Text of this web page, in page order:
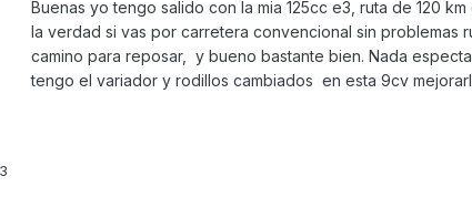
Buenas yo tengo salido con la mia 125cc e3, ruta de 120
la verdad si vas por carretera convencional sin problemas
camino para reposar, y bueno bastante bien. Nada
tengo el variador y rodillos cambiados en esta 9cv